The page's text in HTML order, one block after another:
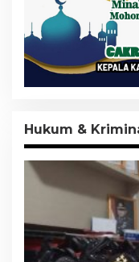
Hukum &